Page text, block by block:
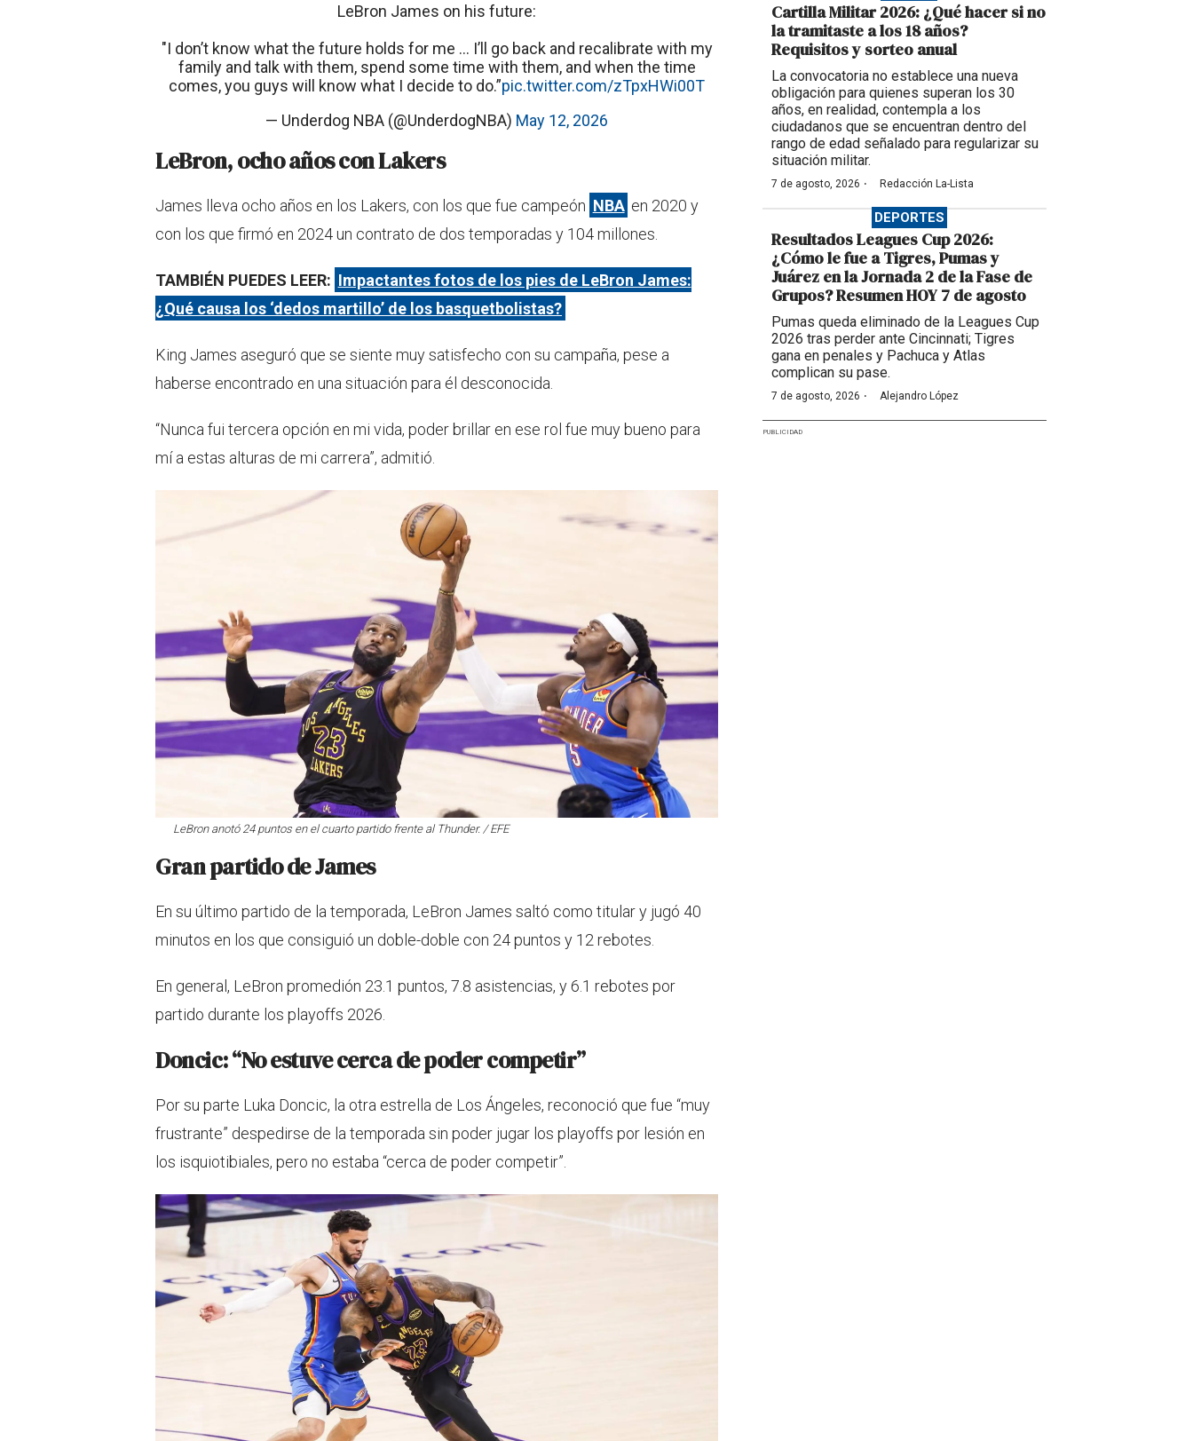
LeBron James on his future:
"I don’t know what the future holds for me ... I’ll go back and recalibrate with my
family and talk with them, spend some time with them, and when the time
comes, you guys will know what I decide to do.”pic.twitter.com/zTpxHWi00T
— Underdog NBA (@UnderdogNBA) May 12, 2026
LeBron, ocho años con Lakers
James lleva ocho años en los Lakers, con los que fue campeón NBA en 2020 y
con los que firmó en 2024 un contrato de dos temporadas y 104 millones.
TAMBIÉN PUEDES LEER: Impactantes fotos de los pies de LeBron James:
¿Qué causa los ‘dedos martillo’ de los basquetbolistas?
King James aseguró que se siente muy satisfecho con su campaña, pese a
haberse encontrado en una situación para él desconocida.
“Nunca fui tercera opción en mi vida, poder brillar en ese rol fue muy bueno para
mí a estas alturas de mi carrera”, admitió.
LeBron anotó 24 puntos en el cuarto partido frente al Thunder. / EFE
Gran partido de James
En su último partido de la temporada, LeBron James saltó como titular y jugó 40
minutos en los que consiguió un doble-doble con 24 puntos y 12 rebotes.
En general, LeBron promedión 23.1 puntos, 7.8 asistencias, y 6.1 rebotes por
partido durante los playoffs 2026.
Doncic: “No estuve cerca de poder competir”
Por su parte Luka Doncic, la otra estrella de Los Ángeles, reconoció que fue “muy
frustrante” despedirse de la temporada sin poder jugar los playoffs por lesión en
los isquiotibiales, pero no estaba “cerca de poder competir”.
Cartilla Militar 2026: ¿Qué hacer si no
la tramitaste a los 18 años?
Requisitos y sorteo anual
La convocatoria no establece una nueva
obligación para quienes superan los 30
años, en realidad, contempla a los
ciudadanos que se encuentran dentro del
rango de edad señalado para regularizar su
situación militar.
7 de agosto, 2026 · Redacción La-Lista
DEPORTES
Resultados Leagues Cup 2026:
¿Cómo le fue a Tigres, Pumas y
Juárez en la Jornada 2 de la Fase de
Grupos? Resumen HOY 7 de agosto
Pumas queda eliminado de la Leagues Cup
2026 tras perder ante Cincinnati; Tigres
gana en penales y Pachuca y Atlas
complican su pase.
7 de agosto, 2026 · Alejandro López
PUBLICIDAD